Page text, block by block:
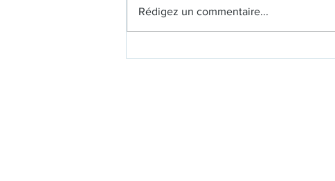
Rédigez un commentaire...